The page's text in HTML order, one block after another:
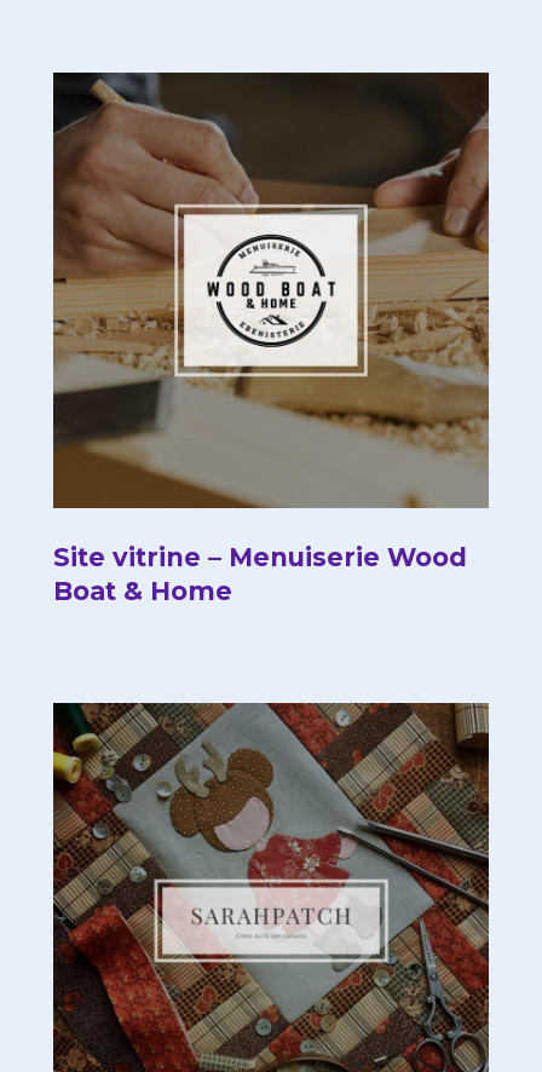
Site vitrine – Menuiserie Wood
Boat & Home